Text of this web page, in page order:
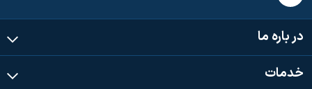
در باره ما
خدمات